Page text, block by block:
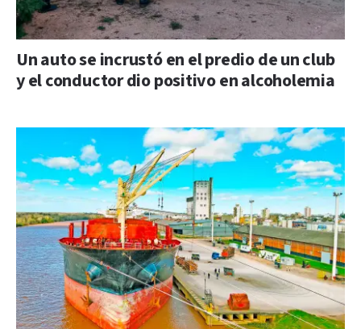
Un auto se incrustó en el predio de un club
y el conductor dio positivo en alcoholemia